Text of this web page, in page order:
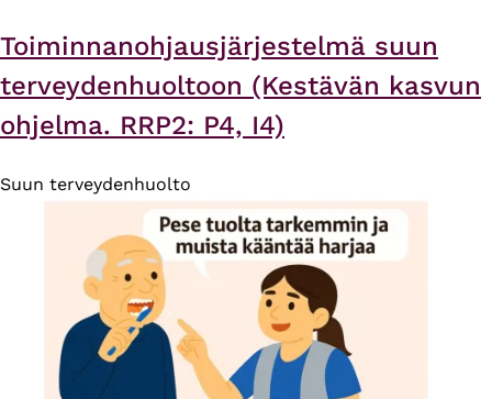
Toiminnanohjausjärjestelmä suun
terveydenhuoltoon (Kestävän kasvun
ohjelma. RRP2: P4, I4)
Suun terveydenhuolto